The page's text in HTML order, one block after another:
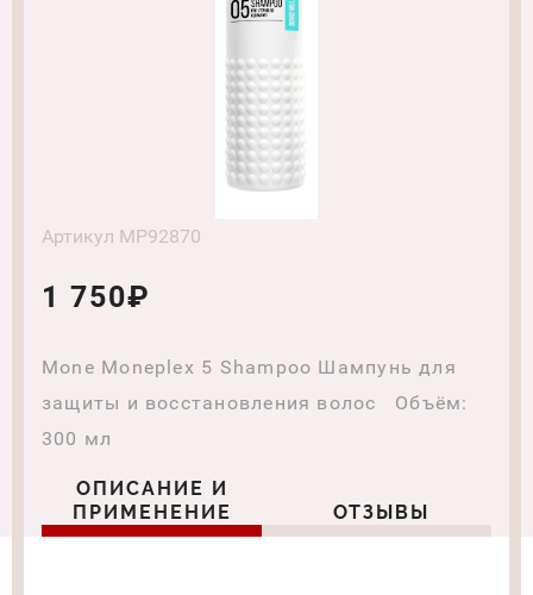
Артикул MP92870
1 750₽
Mone Moneplex 5 Shampoo Шампунь для
защиты и восстановления волос Объём:
300 мл
ОПИСАНИЕ И
ПРИМЕНЕНИЕ
ОТЗЫВЫ